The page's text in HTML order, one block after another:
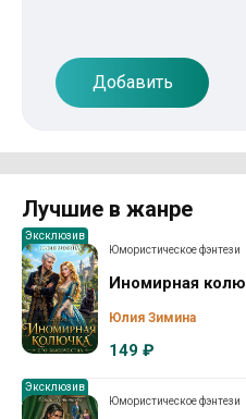
Добавить
Лучшие в жанре
Эксклюзив
Юмористическое фэнтези
Иномирная
Юлия Зимина
149 ₽
Эксклюзив
Юмористическое фэнтези